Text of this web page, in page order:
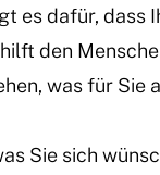
es dafür, dass
den
was für Sie
Sie sich